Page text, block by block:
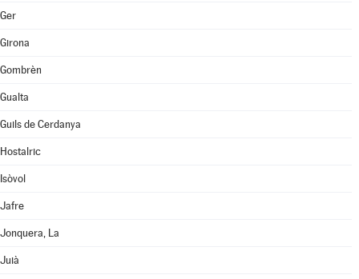
Ger
Girona
Gombrèn
Gualta
Guils de Cerdanya
Hostalric
Isòvol
Jafre
Jonquera, La
Juià